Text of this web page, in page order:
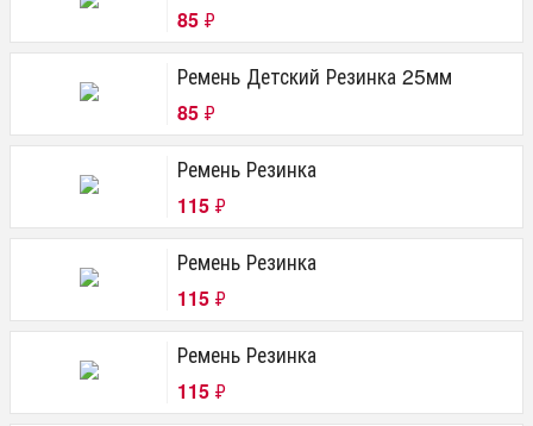
85 ₽
Ремень Детский Резинка 25мм
85 ₽
Ремень Резинка
115 ₽
Ремень Резинка
115 ₽
Ремень Резинка
115 ₽